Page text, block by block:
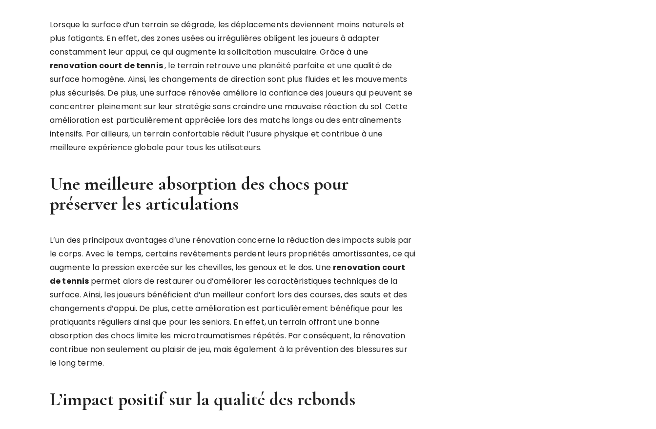
Lorsque la surface d’un terrain se dégrade, les déplacements deviennent moins naturels et
plus fatigants. En effet, des zones usées ou irrégulières obligent les joueurs à adapter
constamment leur appui, ce qui augmente la sollicitation musculaire. Grâce à une
renovation court de tennis, le terrain retrouve une planéité parfaite et une qualité de
surface homogène. Ainsi, les changements de direction sont plus fluides et les mouvements
plus sécurisés. De plus, une surface rénovée améliore la confiance des joueurs qui peuvent se
concentrer pleinement sur leur stratégie sans craindre une mauvaise réaction du sol. Cette
amélioration est particulièrement appréciée lors des matchs longs ou des entraînements
intensifs. Par ailleurs, un terrain confortable réduit l’usure physique et contribue à une
meilleure expérience globale pour tous les utilisateurs.
Une meilleure absorption des chocs pour
préserver les articulations
L’un des principaux avantages d’une rénovation concerne la réduction des impacts subis par
le corps. Avec le temps, certains revêtements perdent leurs propriétés amortissantes, ce qui
augmente la pression exercée sur les chevilles, les genoux et le dos. Une renovation court
de tennis permet alors de restaurer ou d’améliorer les caractéristiques techniques de la
surface. Ainsi, les joueurs bénéficient d’un meilleur confort lors des courses, des sauts et des
changements d’appui. De plus, cette amélioration est particulièrement bénéfique pour les
pratiquants réguliers ainsi que pour les seniors. En effet, un terrain offrant une bonne
absorption des chocs limite les microtraumatismes répétés. Par conséquent, la rénovation
contribue non seulement au plaisir de jeu, mais également à la prévention des blessures sur
le long terme.
L’impact positif sur la qualité des rebonds